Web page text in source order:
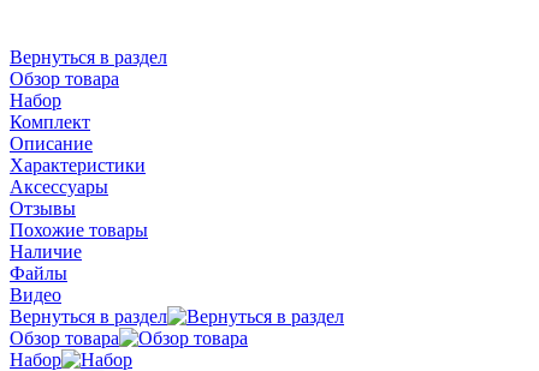
Вернуться в раздел
Обзор товара
Набор
Комплект
Описание
Характеристики
Аксессуары
Отзывы
Похожие товары
Наличие
Файлы
Видео
Вернуться в раздел
Обзор товара
Набор